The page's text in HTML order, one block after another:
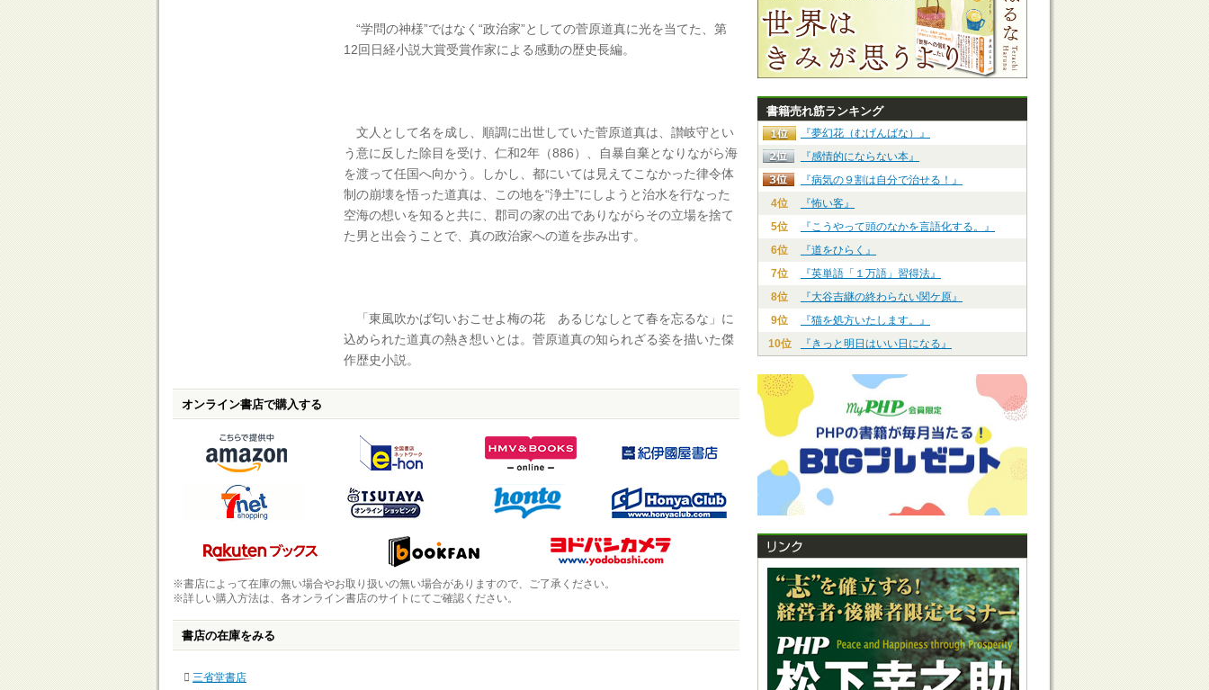
“学問の神様”ではなく“政治家”としての菅原道真に光を当てた、第
12回日経小説大賞受賞作家による感動の歴史長編。
文人として名を成し、順調に出世していた菅原道真は、讃岐守とい
う意に反した除目を受け、仁和2年（886）、自暴自棄となりながら海
を渡って任国へ向かう。しかし、都にいては見えてこなかった律令体
制の崩壊を悟った道真は、この地を“浄土”にしようと治水を行なった
空海の想いを知ると共に、郡司の家の出でありながらその立場を捨て
た男と出会うことで、真の政治家への道を歩み出す。
「東風吹かば匂いおこせよ梅の花 あるじなしとて春を忘るな」に
込められた道真の熱き想いとは。菅原道真の知られざる姿を描いた傑
作歴史小説。
オンライン書店で購入する
※書店によって在庫の無い場合やお取り扱いの無い場合がありますので、ご了承ください。
※詳しい購入方法は、各オンライン書店のサイトにてご確認ください。
書店の在庫をみる
三省堂書店
書籍売れ筋ランキング
『夢幻花（むげんばな）』
『感情的にならない本』
『病気の９割は自分で治せる！』
4位
『怖い客』
5位
『こうやって頭のなかを言語化する。』
6位
『道をひらく』
7位
『英単語「１万語」習得法』
8位
『大谷吉継の終わらない関ケ原』
9位
『猫を処方いたします。』
10位
『きっと明日はいい日になる』